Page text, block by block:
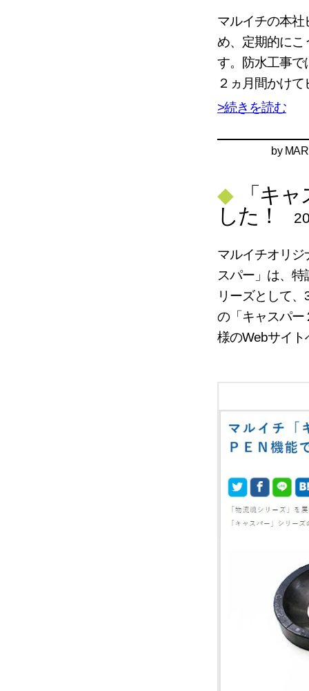
マルイチの本
め、定期的にこ
す。防水工事で
２ヵ月間かけ
>続きを読む
by
◆
「キ
した！
マルイチオリ
スパー」は、
リーズとして
の「キャスパー
様のWebサイ